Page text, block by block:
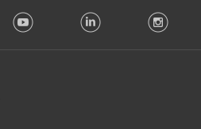
Youtube LinkedIn